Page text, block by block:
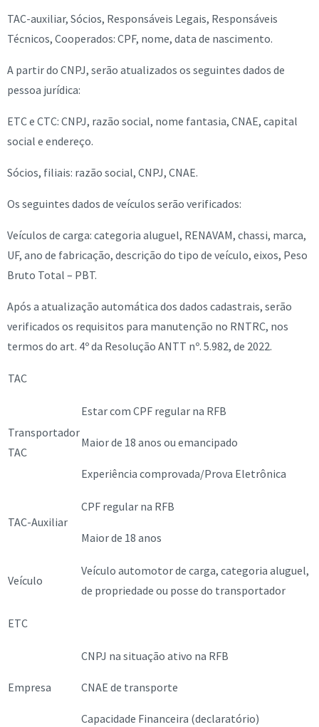
TAC-auxiliar, Sócios, Responsáveis Legais, Responsáveis
Técnicos, Cooperados: CPF, nome, data de nascimento.
A partir do CNPJ, serão atualizados os seguintes dados de
pessoa jurídica:
ETC e CTC: CNPJ, razão social, nome fantasia, CNAE, capital
social e endereço.
Sócios, filiais: razão social, CNPJ, CNAE.
Os seguintes dados de veículos serão verificados:
Veículos de carga: categoria aluguel, RENAVAM, chassi, marca,
UF, ano de fabricação, descrição do tipo de veículo, eixos, Peso
Bruto Total – PBT.
Após a atualização automática dos dados cadastrais, serão
verificados os requisitos para manutenção no RNTRC, nos
termos do art. 4º da Resolução ANTT nº. 5.982, de 2022.
TAC
Transportador
TAC
Estar com CPF regular na RFB
Maior de 18 anos ou emancipado
Experiência comprovada/Prova Eletrônica
TAC-Auxiliar
CPF regular na RFB
Maior de 18 anos
Veículo
Veículo automotor de carga, categoria aluguel,
de propriedade ou posse do transportador
ETC
Empresa
CNPJ na situação ativo na RFB
CNAE de transporte
Capacidade Financeira (declaratório)